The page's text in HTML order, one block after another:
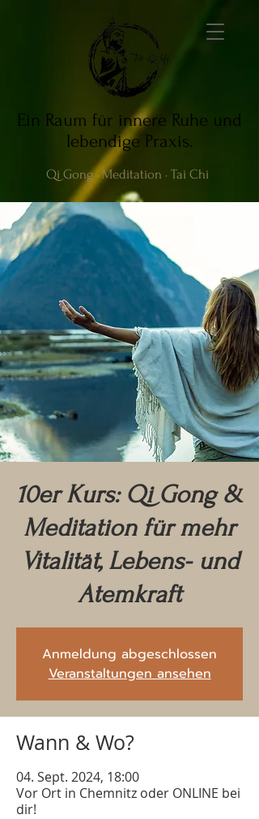
Ein Raum für innere Ruhe und
lebendige Praxis.
Qi Gong · Meditation · Tai Chi
10er Kurs: Qi Gong &
Meditation für mehr
Vitalität, Lebens- und
Atemkraft
Anmeldung abgeschlossen
Veranstaltungen ansehen
Wann & Wo?
04. Sept. 2024, 18:00
Vor Ort in Chemnitz oder ONLINE bei
dir!